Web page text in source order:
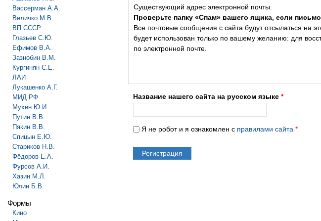
Вассерман А.А.
Величко М.В.
ВП СССР
Глазьев С.Ю.
Ефимов В.А.
Зазнобин В.М.
Кургинян С.Е.
ЛАИ
Лукашенко А.Г.
МИД РФ
Мухин Ю.И.
Путин В.В.
Пякин В.В.
Спицын Е.Ю.
Стариков Н.В.
Фёдоров Е.А.
Фурсов А.И.
Хазин М.Л.
Юлин Б.В.
Формы
Кино
Существующий адрес электронной почты.
Проверьте папку «Спам» вашего ящика, если
Все почтовые сообщения с сайта будут отсылаться на
будет использован только по вашему желанию: для
по электронной почте.
Название нашего сайта на русском языке *
Я не робот и я ознакомлен с правилами сайта *